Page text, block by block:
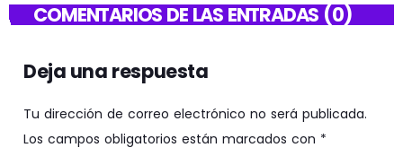
COMENTARIOS DE LAS ENTRADAS (0)
Deja una respuesta
Tu dirección de correo electrónico no será publicada.
Los campos obligatorios están marcados con *